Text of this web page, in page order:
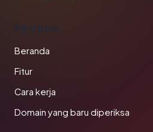
PRODUK
Beranda
Fitur
Cara kerja
Domain yang baru diperiksa